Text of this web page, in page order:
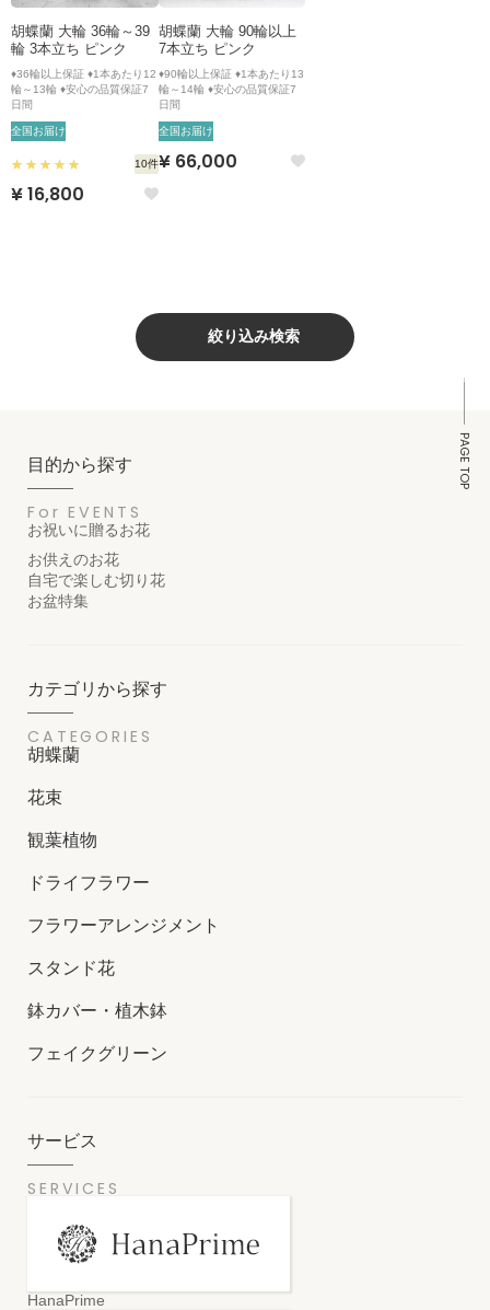
胡蝶蘭 大輪 36輪～39
輪 3本立ち ピンク
♦36輪以上保証 ♦1本あたり12
輪～13輪 ♦安心の品質保証7
日間
全国お届け
10件
¥ 16,800
胡蝶蘭 大輪 90輪以上
7本立ち ピンク
♦90輪以上保証 ♦1本あたり13
輪～14輪 ♦安心の品質保証7
日間
全国お届け
¥ 66,000
絞り込み検索
PAGE TOP
目的から探す
For EVENTS
お祝いに贈るお花
お供えのお花
自宅で楽しむ切り花
お盆特集
カテゴリから探す
CATEGORIES
胡蝶蘭
花束
観葉植物
ドライフラワー
フラワーアレンジメント
スタンド花
鉢カバー・植木鉢
フェイクグリーン
サービス
SERVICES
HanaPrime